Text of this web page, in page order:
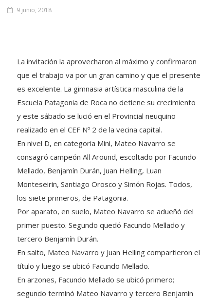
9 junio, 2018
La invitación la aprovecharon al máximo y confirmaron
que el trabajo va por un gran camino y que el presente
es excelente. La gimnasia artística masculina de la
Escuela Patagonia de Roca no detiene su crecimiento
y este sábado se lució en el Provincial neuquino
realizado en el CEF Nº 2 de la vecina capital.
En nivel D, en categoría Mini, Mateo Navarro se
consagró campeón All Around, escoltado por Facundo
Mellado, Benjamín Durán, Juan Helling, Luan
Monteseirin, Santiago Orosco y Simón Rojas. Todos,
los siete primeros, de Patagonia.
Por aparato, en suelo, Mateo Navarro se adueñó del
primer puesto. Segundo quedó Facundo Mellado y
tercero Benjamín Durán.
En salto, Mateo Navarro y Juan Helling compartieron el
título y luego se ubicó Facundo Mellado.
En arzones, Facundo Mellado se ubicó primero;
segundo terminó Mateo Navarro y tercero Benjamín